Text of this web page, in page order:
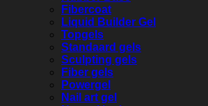
Fibercoat
Liquid Builder Gel
Topgels
Standaard gels
Sculpting gels
Fiber gels
Powergel
Nail art gel